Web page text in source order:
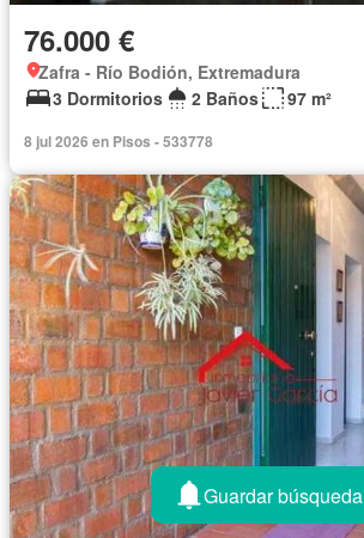
76.000 €
Zafra - Río Bodión, Extremadura
3 Dormitorios
2 Baños 97 m²
8 jul 2026 en Pisos - 533778
Guardar búsqueda